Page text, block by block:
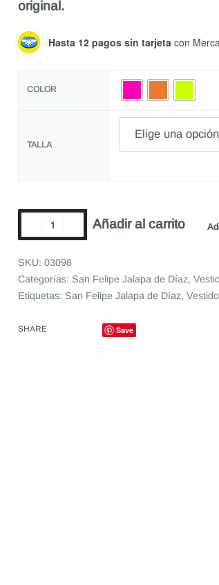
original.
Hasta 12 pagos sin tarjeta con
COLOR
TALLA
Añadir al carrito
03098
Categorías: San Felipe Jalapa de Díaz,
Etiquetas: San Felipe Jalapa de Díaz,
SHARE Save